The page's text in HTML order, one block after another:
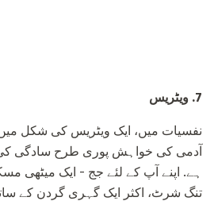
7. ویٹریس
نفسیات میں، ایک ویٹریس کی شکل
آدمی کی خواہش پوری طرح سادگی
ہے. اپنے آپ کے لئے جج - ایک میٹھی
تنگ شرٹ، اکثر ایک گہری گردن کے